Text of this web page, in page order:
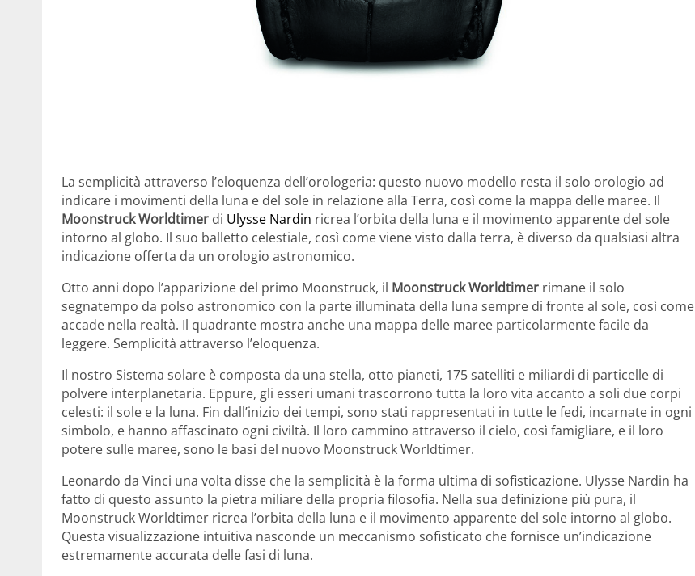
La semplicità attraverso l’eloquenza dell’orologeria: questo nuovo modello resta il solo orologio ad
indicare i movimenti della luna e del sole in relazione alla Terra, così come la mappa delle maree. Il
Moonstruck Worldtimer di Ulysse Nardin ricrea l’orbita della luna e il movimento apparente del sole
intorno al globo. Il suo balletto celestiale, così come viene visto dalla terra, è diverso da qualsiasi altra
indicazione offerta da un orologio astronomico.
Otto anni dopo l’apparizione del primo Moonstruck, il Moonstruck Worldtimer rimane il solo
segnatempo da polso astronomico con la parte illuminata della luna sempre di fronte al sole, così come
accade nella realtà. Il quadrante mostra anche una mappa delle maree particolarmente facile da
leggere. Semplicità attraverso l’eloquenza.
Il nostro Sistema solare è composta da una stella, otto pianeti, 175 satelliti e miliardi di particelle di
polvere interplanetaria. Eppure, gli esseri umani trascorrono tutta la loro vita accanto a soli due corpi
celesti: il sole e la luna. Fin dall’inizio dei tempi, sono stati rappresentati in tutte le fedi, incarnate in ogni
simbolo, e hanno affascinato ogni civiltà. Il loro cammino attraverso il cielo, così famigliare, e il loro
potere sulle maree, sono le basi del nuovo Moonstruck Worldtimer.
Leonardo da Vinci una volta disse che la semplicità è la forma ultima di sofisticazione. Ulysse Nardin ha
fatto di questo assunto la pietra miliare della propria filosofia. Nella sua definizione più pura, il
Moonstruck Worldtimer ricrea l’orbita della luna e il movimento apparente del sole intorno al globo.
Questa visualizzazione intuitiva nasconde un meccanismo sofisticato che fornisce un’indicazione
estremamente accurata delle fasi di luna.